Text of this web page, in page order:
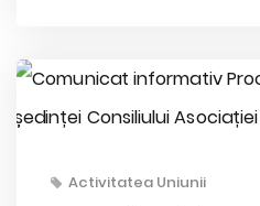
Activitatea Uniunii